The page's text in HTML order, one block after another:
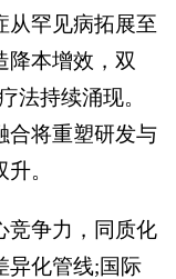
从罕见病拓展至
降本增效，双
法持续涌现。
合将重塑研发与
。
竞争力，同质化
异化管线;国际